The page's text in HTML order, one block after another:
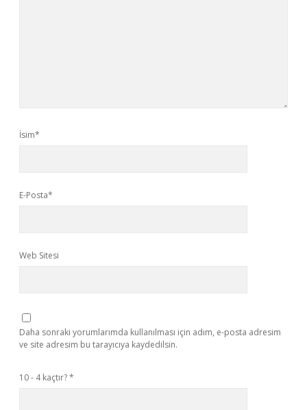
İsim*
E-Posta*
Web Sitesi
Daha sonraki yorumlarımda kullanılması için adım, e-posta adresim
ve site adresim bu tarayıcıya kaydedilsin.
10 - 4 kaçtır?*